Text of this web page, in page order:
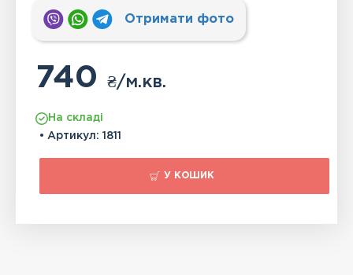
Отримати фото
740₴/м.кв.
На складі
• Артикул: 1811
У КОШИК